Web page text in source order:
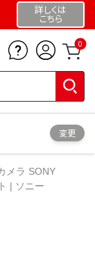
詳しくは
こちら
0
変更
メラ SONY
| ソニー